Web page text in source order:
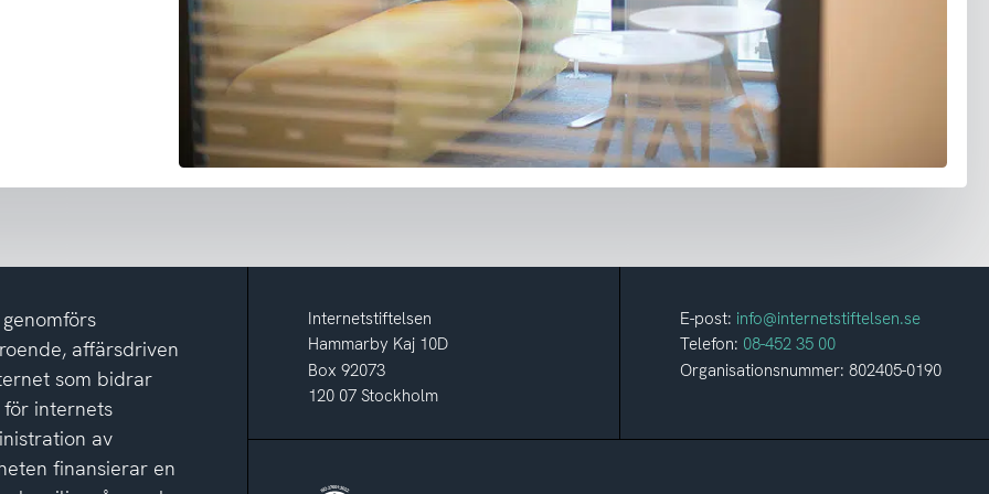
affärsdriven
som bidrar
internets
av
finansierar en
Internetstiftelsen
Hammarby Kaj 10D
Box 92073
120 07 Stockholm
E-post: info@internetstiftelsen.se
Telefon: 08-452 35 00
Organisationsnummer: 802405-0190